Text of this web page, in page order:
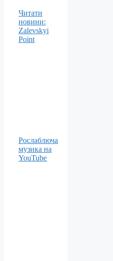
Читати
новини:
Zalevskyi
Point
Рослаблюча
музика на
YouTube